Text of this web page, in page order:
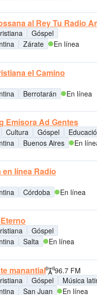
al Rey Tu Radio
Góspel
Zárate En línea
el Camino
Berrotarán En línea
Emisora Ad Gentes
Cultura Góspel
Buenos Aires En
línea Radio
Córdoba En línea
Góspel
Salta En línea
manantial
96.7 FM
Góspel
Música
San Juan En línea